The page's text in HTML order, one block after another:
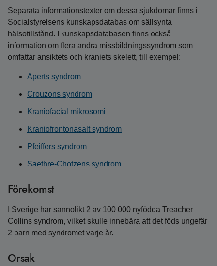
Separata informationstexter om dessa sjukdomar finns i
Socialstyrelsens kunskapsdatabas om sällsynta
hälsotillstånd. I kunskapsdatabasen finns också
information om flera andra missbildningssyndrom som
omfattar ansiktets och kraniets skelett, till exempel:
Aperts syndrom
Crouzons syndrom
Kraniofacial mikrosomi
Kraniofrontonasalt syndrom
Pfeiffers syndrom
Saethre-Chotzens syndrom.
Förekomst
I Sverige har sannolikt 2 av 100 000 nyfödda Treacher
Collins syndrom, vilket skulle innebära att det föds ungefär
2 barn med syndromet varje år.
Orsak